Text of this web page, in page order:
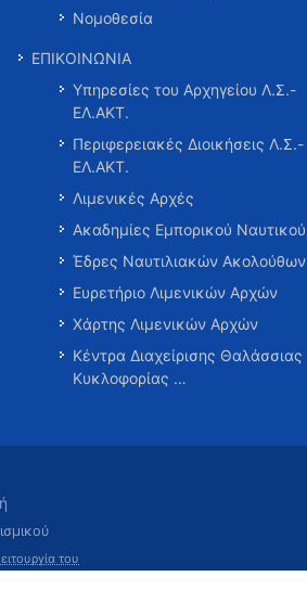
Νομοθεσία
ΕΠΙΚΟΙΝΩΝΙΑ
Υπηρεσίες του Αρχηγείου Λ.Σ.-
ΕΛ.ΑΚΤ.
Περιφερειακές Διοικήσεις Λ.Σ.-
ΕΛ.ΑΚΤ.
Λιμενικές Αρχές
Ακαδημίες Εμπορικού Ναυτικού
Έδρες Ναυτιλιακών Ακολούθων
Ευρετήριο Λιμενικών Αρχών
Χάρτης Λιμενικών Αρχών
Κέντρα Διαχείρισης Θαλάσσιας
Κυκλοφορίας …
του